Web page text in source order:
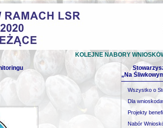
KOLEJNE NABORY
„Na
Wszystko o
Dla
Projekty
Nabór